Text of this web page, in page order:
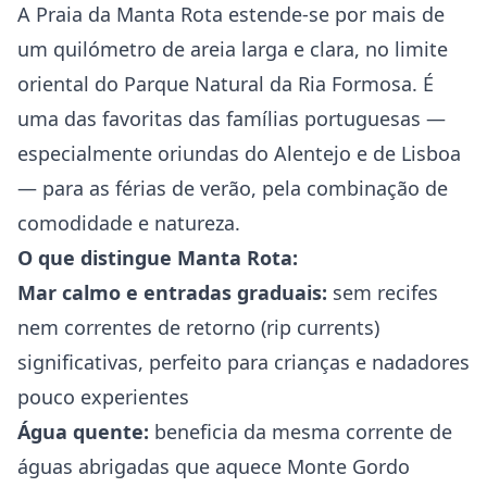
A Praia da Manta Rota estende-se por mais de
um quilómetro de areia larga e clara, no limite
oriental do Parque Natural da Ria Formosa. É
uma das favoritas das famílias portuguesas —
especialmente oriundas do Alentejo e de Lisboa
— para as férias de verão, pela combinação de
comodidade e natureza.
O que distingue Manta Rota:
Mar calmo e entradas graduais: sem recifes
nem correntes de retorno (rip currents)
significativas, perfeito para crianças e nadadores
pouco experientes
Água quente: beneficia da mesma corrente de
águas abrigadas que aquece Monte Gordo